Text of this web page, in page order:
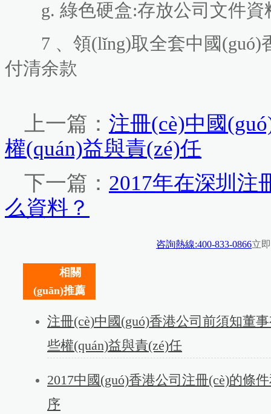
g. 綠色硬盒:存放公司文件資
7 、領(lǐng)取全套中國
付清余款
上一篇： 注冊(cè)中國
權(quán)益與責(zé)任
下一篇： 2017年在深圳注
么資料？
咨詢熱線:400-833-0866立
相關
(guān)推薦
注冊(cè)中國(guó)香港公司前須知董
些權(quán)益與責(zé)任
2017中國(guó)香港公司注冊(cè)的條
序